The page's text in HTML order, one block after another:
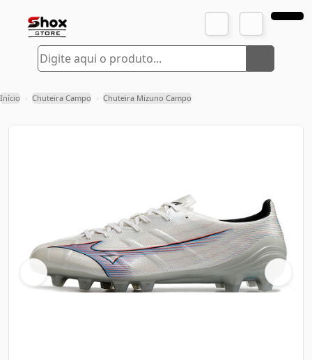
Início › Chuteira Campo › Chuteira Mizuno Campo